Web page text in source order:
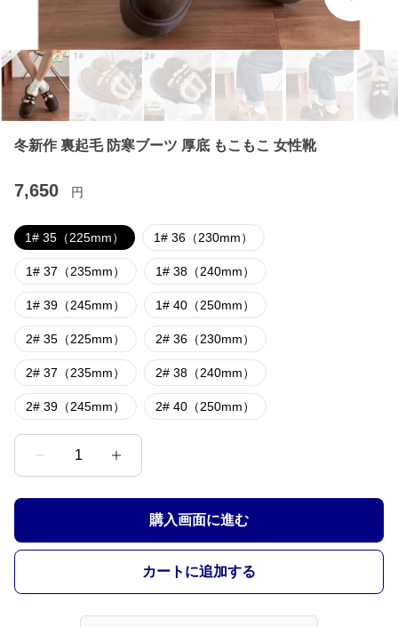
冬新作 裏起毛 防寒ブーツ 厚底 もこもこ 女性靴
7,650 円
1# 35（225mm） 1# 36（230mm）
1# 37（235mm） 1# 38（240mm）
1# 39（245mm） 1# 40（250mm）
2# 35（225mm） 2# 36（230mm）
2# 37（235mm） 2# 38（240mm）
2# 39（245mm） 2# 40（250mm）
1
購入画面に進む
カートに追加する